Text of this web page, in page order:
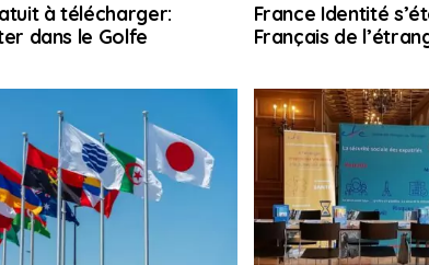
à télécharger:
dans le Golfe
France Identité
Français de